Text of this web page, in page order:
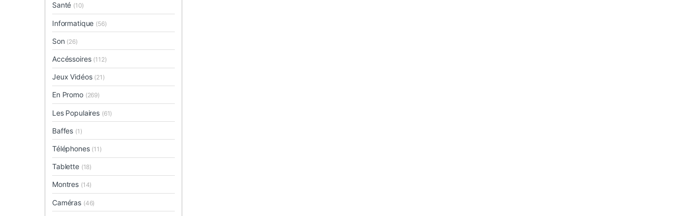
Santé (10)
Informatique (56)
Son (26)
Accéssoires (112)
Jeux Vidéos (21)
En Promo (269)
Les Populaires (61)
Baffes (1)
Téléphones (11)
Tablette (18)
Montres (14)
Caméras (46)